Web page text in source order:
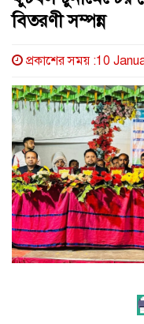
বিতরণী সম্পন্ন
প্রকাশের সময় :10